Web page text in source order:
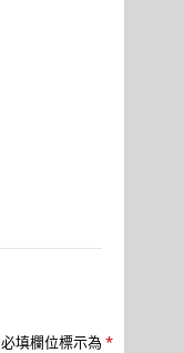
必填欄位標示為 *